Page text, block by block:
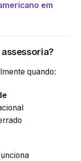
em
quando: